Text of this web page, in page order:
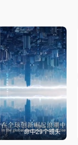
命中29个镜头